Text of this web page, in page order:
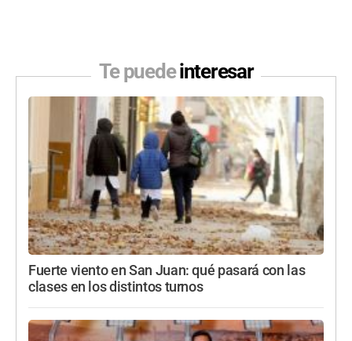
Te puedeinteresar
Fuerte viento en San Juan: qué pasará con las
clases en los distintos turnos